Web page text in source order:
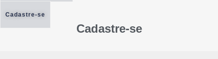
Cadastre-se
Cadastre-se